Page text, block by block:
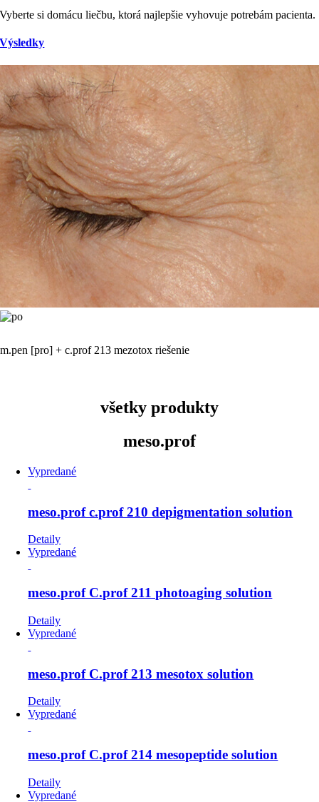
Vyberte si domácu liečbu, ktorá najlepšie vyhovuje potrebám pacienta.
Výsledky
m.pen [pro] + c.prof 213 mezotox riešenie
všetky produkty
meso.prof
Vypredané
meso.prof c.prof 210 depigmentation solution
Detaily
Vypredané
meso.prof C.prof 211 photoaging solution
Detaily
Vypredané
meso.prof C.prof 213 mesotox solution
Detaily
Vypredané
meso.prof C.prof 214 mesopeptide solution
Detaily
Vypredané